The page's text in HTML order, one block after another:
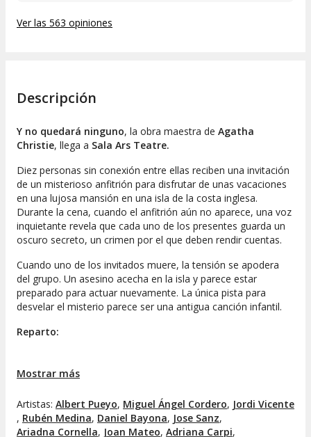
Ver las 563 opiniones
Descripción
Y no quedará ninguno, la obra maestra de Agatha
Christie, llega a Sala Ars Teatre.
Diez personas sin conexión entre ellas reciben una invitación
de un misterioso anfitrión para disfrutar de unas vacaciones
en una lujosa mansión en una isla de la costa inglesa.
Durante la cena, cuando el anfitrión aún no aparece, una voz
inquietante revela que cada uno de los presentes guarda un
oscuro secreto, un crimen por el que deben rendir cuentas.
Cuando uno de los invitados muere, la tensión se apodera
del grupo. Un asesino acecha en la isla y parece estar
preparado para actuar nuevamente. La única pista para
desvelar el misterio parece ser una antigua canción infantil.
Reparto:
Mateo
Anna Puigdueta
Fred Narracott / Anthony Marston:Àngel Cordero /
Mostrar más
Artistas: Albert Pueyo, Miguel Ángel Cordero, Jordi Vicente
, Rubén Medina, Daniel Bayona, Jose Sanz,
Ariadna Cornella, Joan Mateo, Adriana Carpi,